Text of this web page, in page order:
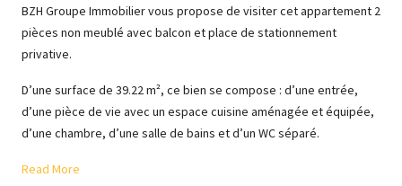
BZH Groupe Immobilier vous propose de visiter cet appartement 2
pièces non meublé avec balcon et place de stationnement
privative.
D’une surface de 39.22 m², ce bien se compose : d’une entrée,
d’une pièce de vie avec un espace cuisine aménagée et équipée,
d’une chambre, d’une salle de bains et d’un WC séparé.
Read More